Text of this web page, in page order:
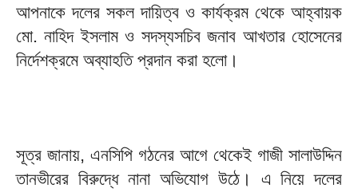
আপনাকে দলের সকল দায়িত্ব ও কার্যক্রম থেকে আহ্বায়ক
মো. নাহিদ ইসলাম ও সদস্যসচিব জনাব আখতার হোসেনের
নির্দেশক্রমে অব্যাহতি প্রদান করা হলো।
সূত্র জানায়, এনসিপি গঠনের আগে থেকেই গাজী সালাউদ্দিন
তানভীরের বিরুদ্ধে নানা অভিযোগ উঠে। এ নিয়ে দলের